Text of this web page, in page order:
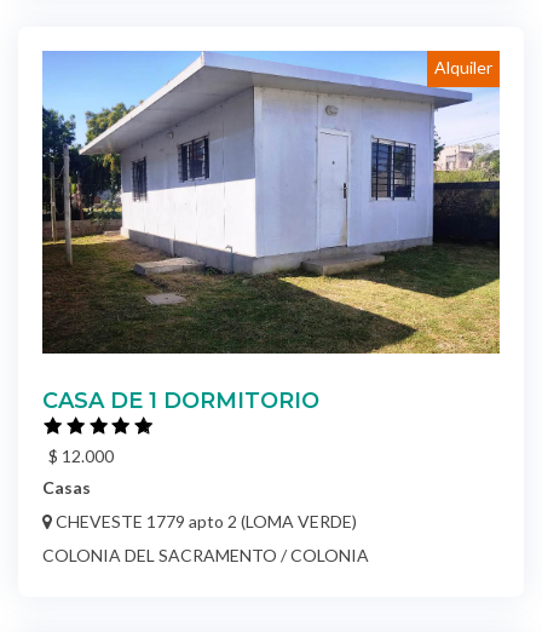
Alquiler
CASA DE 1 DORMITORIO
$ 12.000
Casas
CHEVESTE 1779 apto 2 (LOMA VERDE)
COLONIA DEL SACRAMENTO / COLONIA